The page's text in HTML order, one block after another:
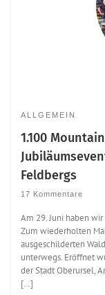
ALLGEMEIN
1.100
Feldbergs
17 Kommentare
Am 29. Juni haben
Zum wiederholten
ausgeschilderten
unterwegs. Eröffnet
der Stadt Oberursel,
[…]